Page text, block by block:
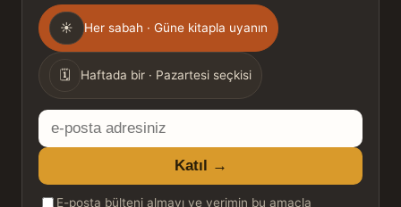
Gönderim
sıklığı
☀ Her sabah · Güne kitapla uyanın
🗓 Haftada bir · Pazartesi seçkisi
E-
posta
adresiniz
Katıl →
E-posta bülteni almayı ve verimin bu amaçla